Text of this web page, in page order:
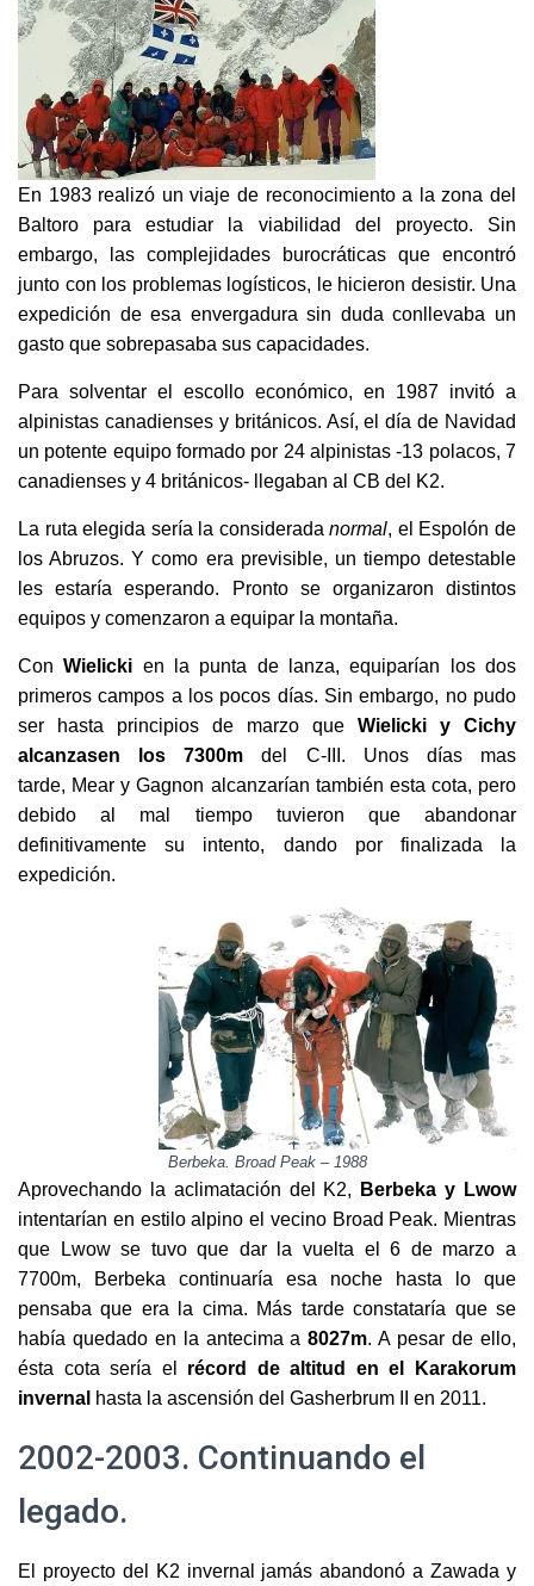
En 1983 realizó un viaje de reconocimiento a la zona del
Baltoro para estudiar la viabilidad del proyecto. Sin
embargo, las complejidades burocráticas que encontró
junto con los problemas logísticos, le hicieron desistir. Una
expedición de esa envergadura sin duda conllevaba un
gasto que sobrepasaba sus capacidades.
Para solventar el escollo económico, en 1987 invitó a
alpinistas canadienses y británicos. Así, el día de Navidad
un potente equipo formado por 24 alpinistas -13 polacos, 7
canadienses y 4 británicos- llegaban al CB del K2.
La ruta elegida sería la consideradanormal, el Espolón de
los Abruzos. Y como era previsible, un tiempo detestable
les estaría esperando. Pronto se organizaron distintos
equipos y comenzaron a equipar la montaña.
ConWielicki en la punta de lanza, equiparían los dos
primeros campos a los pocos días. Sin embargo, no pudo
ser hasta principios de marzo que Wielicki y Cichy
alcanzasen los 7300m del C-III. Unos días mas
tarde, Mear y Gagnon alcanzarían también esta cota, pero
debido al mal tiempo tuvieron que abandonar
definitivamente su intento, dando por finalizada la
expedición.
Berbeka. Broad Peak – 1988
Aprovechando la aclimatación del K2,
Berbeka y Lwow
intentarían en estilo alpino el vecino Broad Peak. Mientras
que Lwow se tuvo que dar la vuelta el 6 de marzo a
7700m, Berbeka continuaría esa noche hasta lo que
pensaba que era la cima. Más tarde constataría que se
había quedado en la antecima a8027m. A pesar de ello,
ésta cota sería el récord de altitud en el Karakorum
invernal hasta la ascensión del Gasherbrum II en 2011.
2002-2003. Continuando el
legado.
El proyecto del K2 invernal jamás abandonó a Zawada y